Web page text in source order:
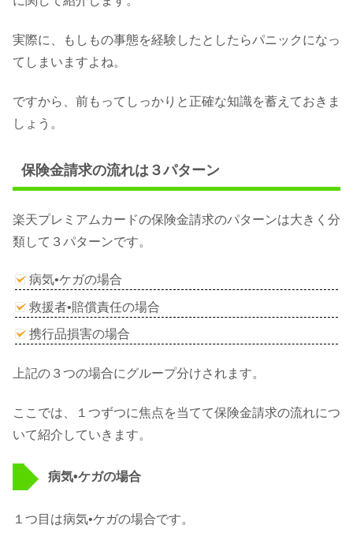
実際に、もしもの事態を経験したとしたらパニックになっ
てしまいますよね。
ですから、前もってしっかりと正確な知識を蓄えておきま
しょう。
保険金請求の流れは３パターン
楽天プレミアムカードの保険金請求のパターンは大きく分
類して３パターンです。
病気•ケガの場合
救援者•賠償責任の場合
携行品損害の場合
上記の３つの場合にグループ分けされます。
ここでは、１つずつに焦点を当てて保険金請求の流れにつ
いて紹介していきます。
病気•ケガの場合
１つ目は病気•ケガの場合です。